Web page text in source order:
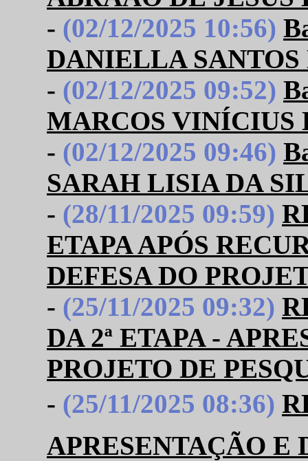
- (02/12/2025 10:56)
DANIELLA
- (02/12/2025 09:52)
MARCOS VINÍCIUS
- (02/12/2025 09:46)
SARAH LISIA DA
- (28/11/2025 09:59)
ETAPA APÓS
DEFESA DO
- (25/11/2025 09:32)
DA 2ª ETAPA -
PROJETO DE
- (25/11/2025 08:36)
APRESENTAÇÃO E